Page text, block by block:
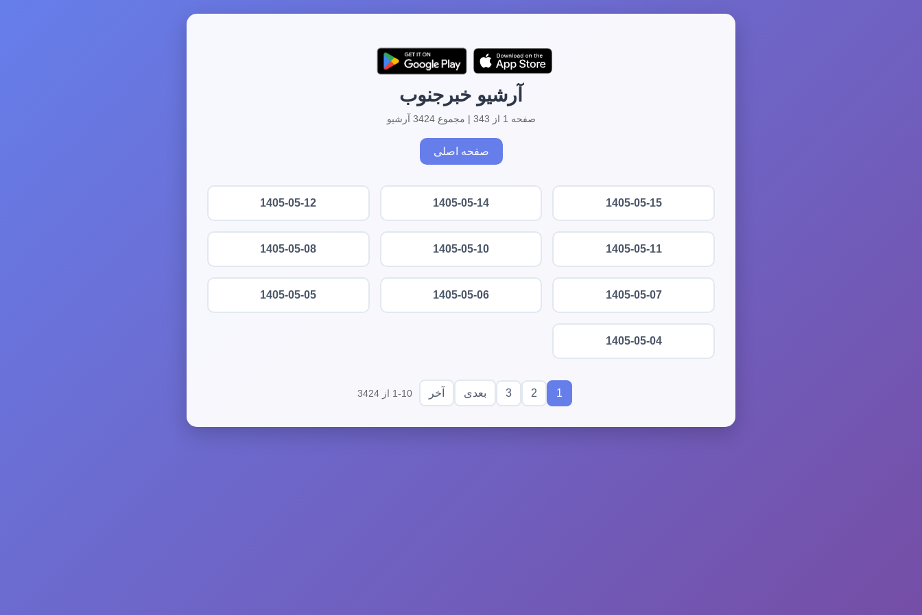
آرشیو خبرجنوب
صفحه 1 از 343 | مجموع 3424 آرشیو
صفحه اصلی
1405-05-15
1405-05-14
1405-05-12
1405-05-11
1405-05-10
1405-05-08
1405-05-07
1405-05-06
1405-05-05
1405-05-04
1
2
3 بعدی آخر 1-10 از 3424